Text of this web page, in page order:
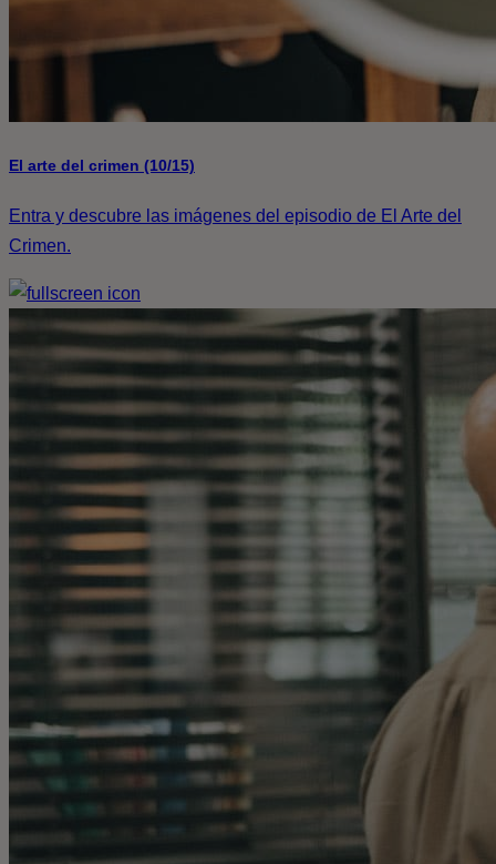
El arte del crimen (10/15)
Entra y descubre las imágenes del episodio de El Arte del
Crimen.